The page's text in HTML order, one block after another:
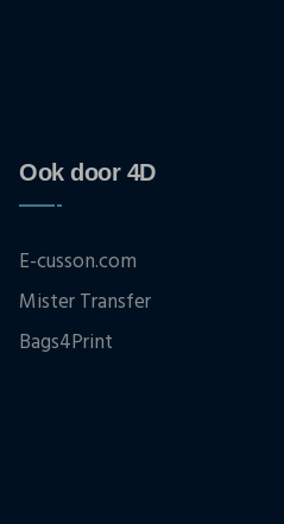
Ook door 4D
E-cusson.com
Mister Transfer
Bags4Print